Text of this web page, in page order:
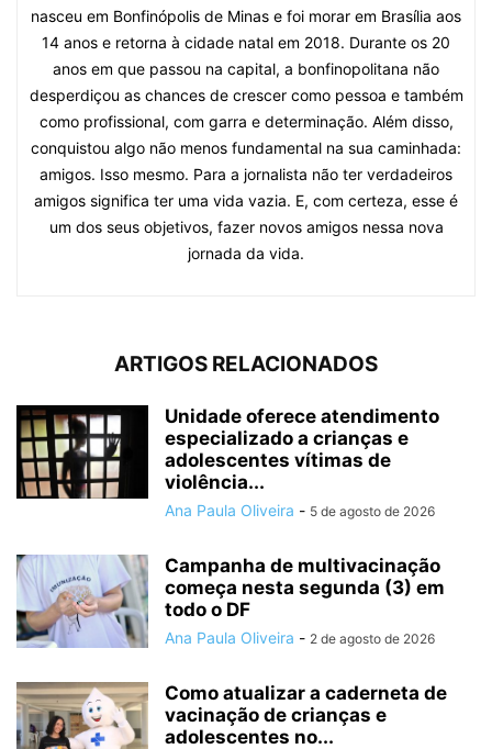
nasceu em Bonfinópolis de Minas e foi morar em Brasília aos
14 anos e retorna à cidade natal em 2018. Durante os 20
anos em que passou na capital, a bonfinopolitana não
desperdiçou as chances de crescer como pessoa e também
como profissional, com garra e determinação. Além disso,
conquistou algo não menos fundamental na sua caminhada:
amigos. Isso mesmo. Para a jornalista não ter verdadeiros
amigos significa ter uma vida vazia. E, com certeza, esse é
um dos seus objetivos, fazer novos amigos nessa nova
jornada da vida.
ARTIGOS RELACIONADOS
Unidade oferece atendimento
especializado a crianças e
adolescentes vítimas de
violência...
Ana Paula Oliveira - 5 de agosto de 2026
Campanha de multivacinação
começa nesta segunda (3) em
todo o DF
Ana Paula Oliveira - 2 de agosto de 2026
Como atualizar a caderneta de
vacinação de crianças e
adolescentes no...